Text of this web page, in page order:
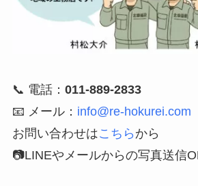
📞 電話： 011-889-2833
📧 メール： info@re-hokurei.com
お問い合わせはこちら から
📷LINEやメールからの写真送信